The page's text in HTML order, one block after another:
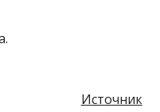
Источник